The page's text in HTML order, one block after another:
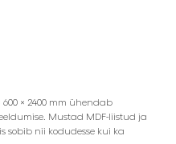
× 2400 mm ühendab
Mustad MDF-liistud ja
sobib nii kodudesse kui ka